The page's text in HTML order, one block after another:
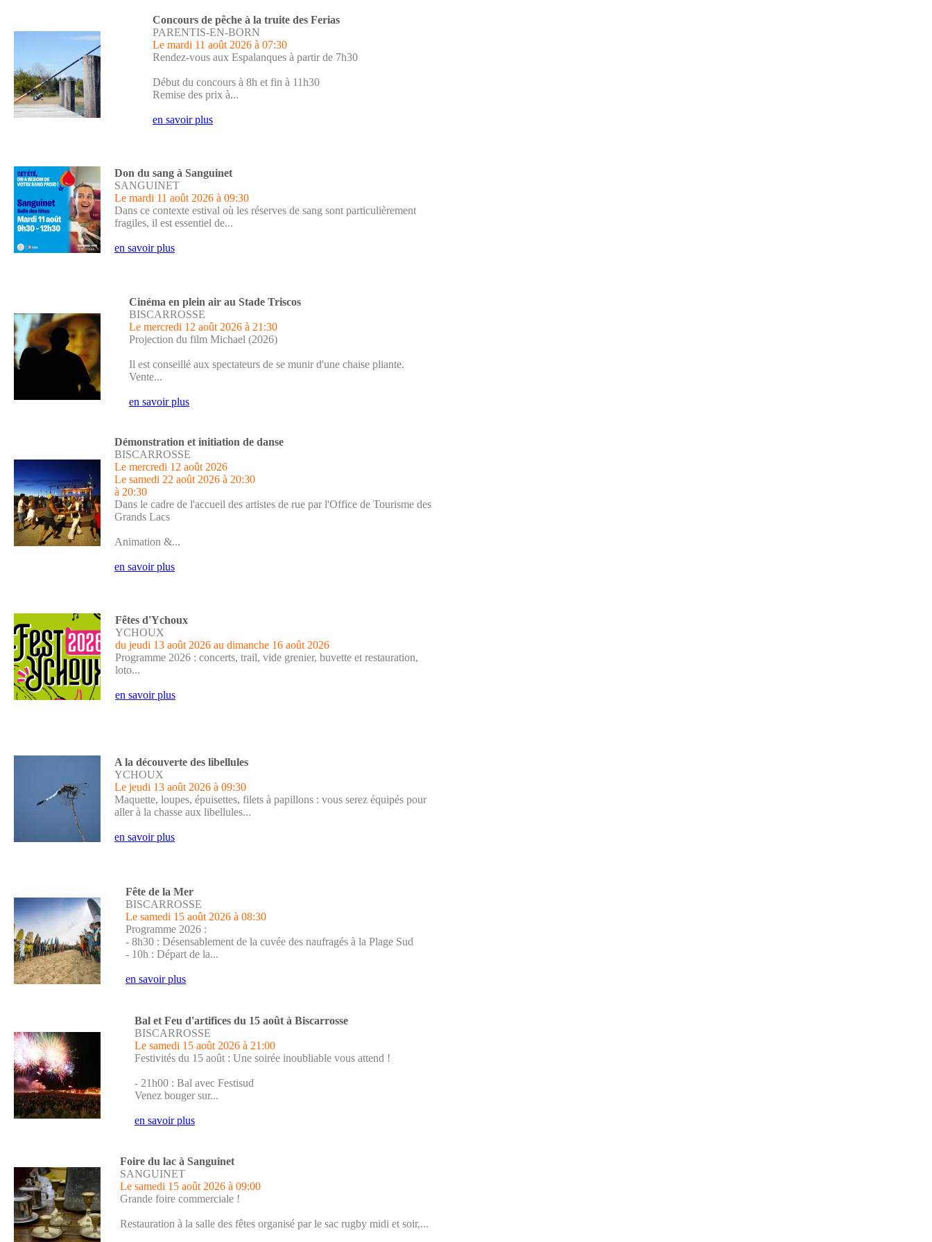
Concours de pêche à la truite des Ferias
PARENTIS-EN-BORN
Le mardi 11 août 2026 à 07:30
Rendez-vous aux Espalanques à partir de 7h30
Début du concours à 8h et fin à 11h30
Remise des prix à...
en savoir plus
Don du sang à Sanguinet
SANGUINET
Le mardi 11 août 2026 à 09:30
Dans ce contexte estival où les réserves de sang sont particulièrement
fragiles, il est essentiel de...
en savoir plus
Cinéma en plein air au Stade Triscos
BISCARROSSE
Le mercredi 12 août 2026 à 21:30
Projection du film Michael (2026)
Il est conseillé aux spectateurs de se munir d'une chaise pliante.
Vente...
en savoir plus
Démonstration et initiation de danse
BISCARROSSE
Le mercredi 12 août 2026
Le samedi 22 août 2026 à 20:30
à 20:30
Dans le cadre de l'accueil des artistes de rue par l'Office de Tourisme des
Grands Lacs
Animation &...
en savoir plus
Fêtes d'Ychoux
YCHOUX
du jeudi 13 août 2026 au dimanche 16 août 2026
Programme 2026 : concerts, trail, vide grenier, buvette et restauration,
loto...
en savoir plus
A la découverte des libellules
YCHOUX
Le jeudi 13 août 2026 à 09:30
Maquette, loupes, épuisettes, filets à papillons : vous serez équipés pour
aller à la chasse aux libellules...
en savoir plus
Fête de la Mer
BISCARROSSE
Le samedi 15 août 2026 à 08:30
Programme 2026 :
- 8h30 : Désensablement de la cuvée des naufragés à la Plage Sud
- 10h : Départ de la...
en savoir plus
Bal et Feu d'artifices du 15 août à Biscarrosse
BISCARROSSE
Le samedi 15 août 2026 à 21:00
Festivités du 15 août : Une soirée inoubliable vous attend !
- 21h00 : Bal avec Festisud
Venez bouger sur...
en savoir plus
Foire du lac à Sanguinet
SANGUINET
Le samedi 15 août 2026 à 09:00
Grande foire commerciale !
Restauration à la salle des fêtes organisé par le sac rugby midi et soir,...